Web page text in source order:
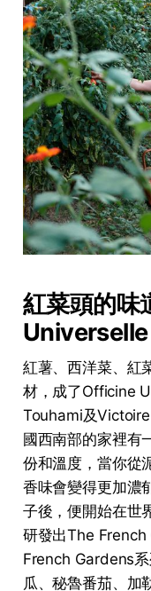
紅菜頭的味
紅薯、西洋菜、紅
材，成了Officine
Touhami及
國西南部的家裡有
份和溫度，當你從
香味會變得更加濃
子後，便開始在世
研發出The
French Gardens
瓜、秘魯番茄、加